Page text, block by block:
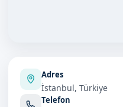
Adres
İstanbul, Türkiye
Telefon